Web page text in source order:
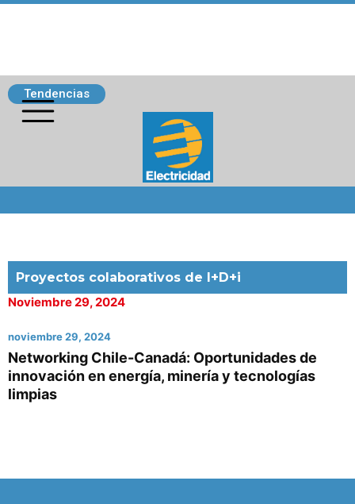
Tendencias
Proyectos colaborativos de I+D+i
Noviembre 29, 2024
noviembre 29, 2024
Networking Chile-Canadá: Oportunidades de
innovación en energía, minería y tecnologías
limpias